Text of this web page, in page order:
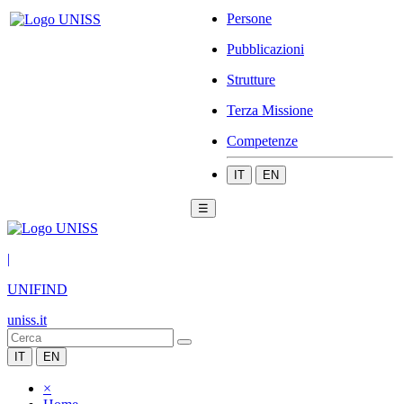
Persone
Pubblicazioni
Strutture
Terza Missione
Competenze
IT EN
☰
|
UNIFIND
uniss.it
IT EN
×